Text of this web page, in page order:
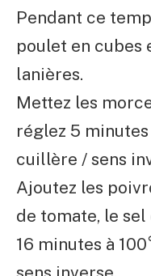
Pendant ce
poulet en cubes
lanières.
Mettez les
réglez 5 minutes
cuillère / sens
Ajoutez les
de tomate, le
16 minutes à